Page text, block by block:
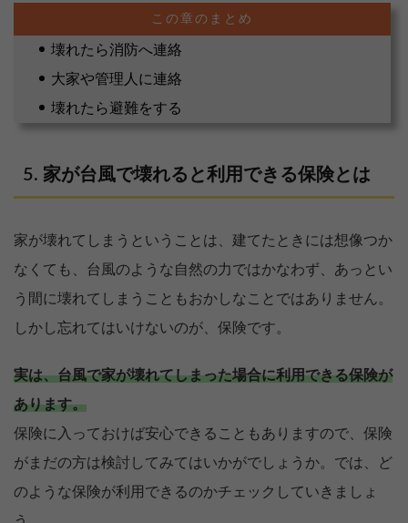
壊れたら消防へ連絡
大家や管理人に連絡
壊れたら避難をする
家が台風で壊れると利用できる保険とは
家が壊れてしまうということは、建てたときには想像つか
なくても、台風のような自然の力ではかなわず、あっとい
う間に壊れてしまうこともおかしなことではありません。
しかし忘れてはいけないのが、保険です。
実は、台風で家が壊れてしまった場合に利用できる保険が
あります。
保険に入っておけば安心できることもありますので、保険
がまだの方は検討してみてはいかがでしょうか。では、ど
のような保険が利用できるのかチェックしていきましょ